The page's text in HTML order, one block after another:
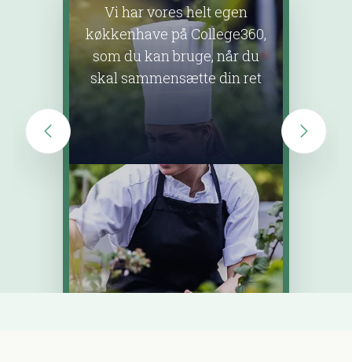
Vi har vores helt egen
køkkenhave på College360,
som du kan bruge, når du
skal sammensætte din ret